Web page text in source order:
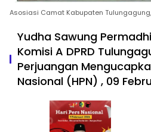
Asosiasi Camat Kabupaten
Yudha Sawung
Komisi A DPRD
Perjuangan
Nasional (HPN) , 09